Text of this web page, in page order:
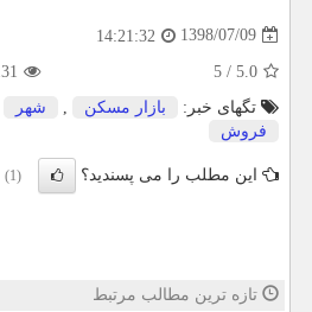
1398/07/09
14:21:32
5.0
/
5
تگهای خبر:
بازار مسكن شهر
فروش
این مطلب را می پسندید؟ (1)
تازه ترین مطالب مرتبط